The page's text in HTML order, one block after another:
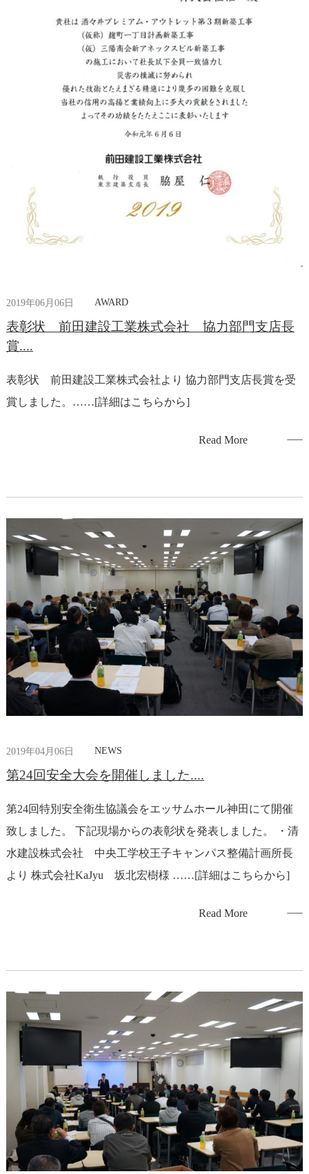
2019年06月06日 AWARD
表彰状 前田建設工業株式会社 協力部門支店長
賞....
表彰状 前田建設工業株式会社より 協力部門支店長賞を受
賞しました。……[詳細はこちらから]
Read More
2019年04月06日 NEWS
第24回安全大会を開催しました....
第24回特別安全衛生協議会をエッサムホール神田にて開催
致しました。 下記現場からの表彰状を発表しました。 ・清
水建設株式会社 中央工学校王子キャンパス整備計画所長
より 株式会社KaJyu 坂北宏樹様 ……[詳細はこちらから]
Read More